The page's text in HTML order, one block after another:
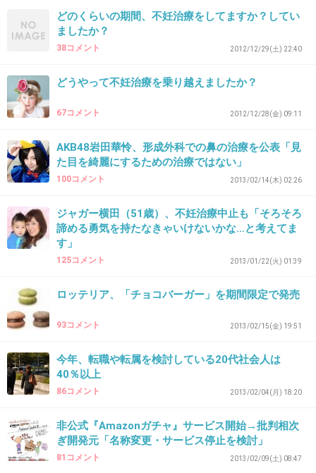
＞5
助成して当然？おかしくないですか？
じゃあ逆にいつまで助成すればいいの？本人の
気が済むまで？野田聖子は50才まで頑張ったか
だなんて思ってる人に助成するお金はありませ
ん。
2013/04/29(月) 02:14:33
検討会って政治家じゃなくて産婦人科医が決め
てるんだからそれが現実ってことだよ。受け入
れましょう。
+136
晩婚化で、色々と支障がでているのが、事実な
ので・・・、とりあえず。
どのくらいの期間、不妊治療をしてますか？してい
ましたか？
38コメント 2012/12/29(土) 22:40
どうやって不妊治療を乗り越えましたか？
67コメント 2012/12/28(金) 09:11
AKB48岩田華怜、形成外科での鼻の治療を公表「見
た目を綺麗にするための治療ではない」
100コメント 2013/02/14(木) 02:26
ジャガー横田（51歳）、不妊治療中止も「そろそろ
諦める勇気を持たなきゃいけないかな…と考えてま
す」
125コメント 2013/01/22(火) 01:39
ロッテリア、「チョコバーガー」を期間限定で発売
93コメント 2013/02/15(金) 19:51
今年、転職や転属を検討している20代社会人は
40％以上
86コメント 2013/02/04(月) 18:20
非公式『Amazonガチャ』サービス開始→批判相次
ぎ開発元「名称変更・サービス停止を検討」
81コメント 2013/02/09(土) 08:47